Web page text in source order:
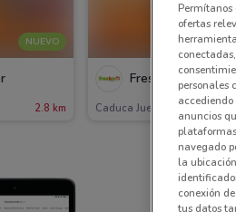
NUEVO
2.8 km
Fresko
Caduca Jueves 6.8
Permítanos
ofertas
personales
anuncios
navegado
la
conexión
tus datos